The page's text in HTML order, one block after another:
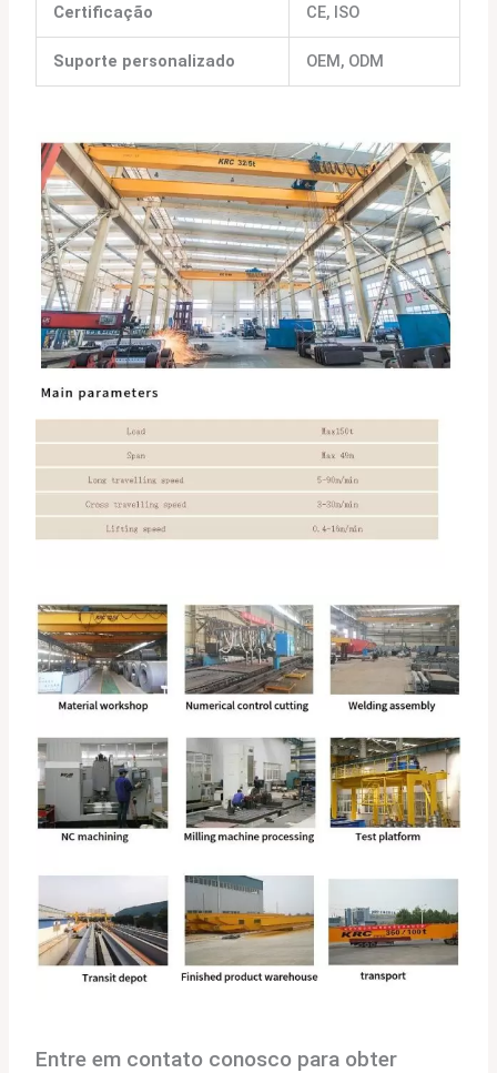
Certificação CE, ISO
Suporte personalizado OEM, ODM
Entre em contato conosco para obter